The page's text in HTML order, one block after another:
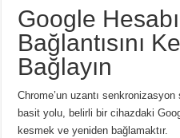
Google
Bağlantısını
Bağlayın
Chrome’un uzantı
basit yolu, belirli bir cihazdaki
kesmek ve yeniden bağlamaktır.